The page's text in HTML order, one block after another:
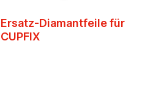
Ersatz-Diamantfeile für
CUPFIX